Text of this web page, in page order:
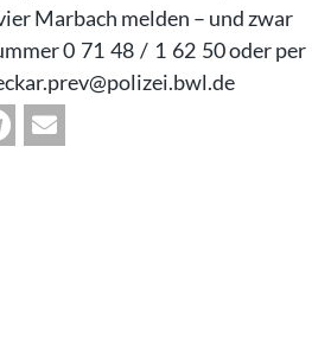
Marbach melden – und zwar
0 71 48 / 1 62 50 oder per